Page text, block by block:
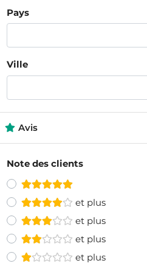
Pays
Ville
Avis
Note des clients
et plus
et plus
et plus
et plus